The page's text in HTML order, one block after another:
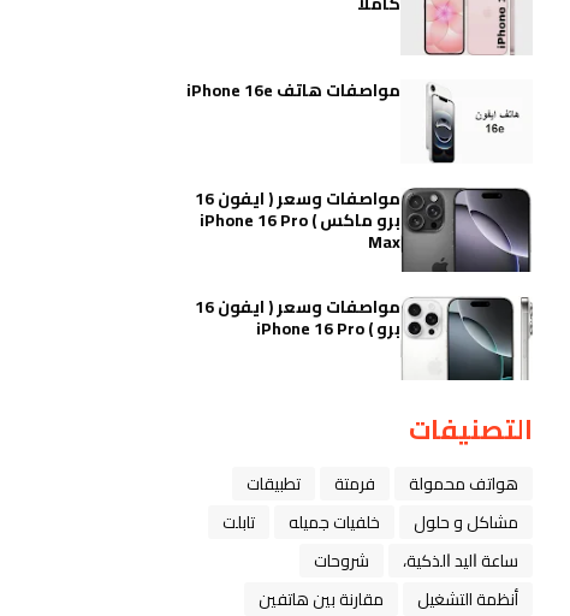
مواصفات هاتف iPhone 16e
مواصفات وسعر ( ايفون 16
برو ماكس ) iPhone 16 Pro
Max
مواصفات وسعر ( ايفون 16
برو ) iPhone 16 Pro
التصنيفات
هواتف محمولة فرمتة
تطبيقات
مشاكل و حلول
خلفيات جميله
تابلت
ﺳﺎﻋﺔ ﺍﻟﻴﺪ ﺍﻟﺬﻛﻴﺔ،
شروحات
أنظمة التشغيل
مقارنة بين هاتفين